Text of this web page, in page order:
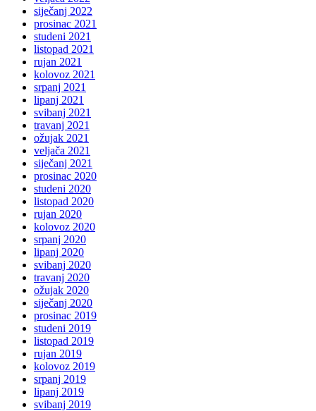
siječanj 2022
prosinac 2021
studeni 2021
listopad 2021
rujan 2021
kolovoz 2021
srpanj 2021
lipanj 2021
svibanj 2021
travanj 2021
ožujak 2021
veljača 2021
siječanj 2021
prosinac 2020
studeni 2020
listopad 2020
rujan 2020
kolovoz 2020
srpanj 2020
lipanj 2020
svibanj 2020
travanj 2020
ožujak 2020
siječanj 2020
prosinac 2019
studeni 2019
listopad 2019
rujan 2019
kolovoz 2019
srpanj 2019
lipanj 2019
svibanj 2019